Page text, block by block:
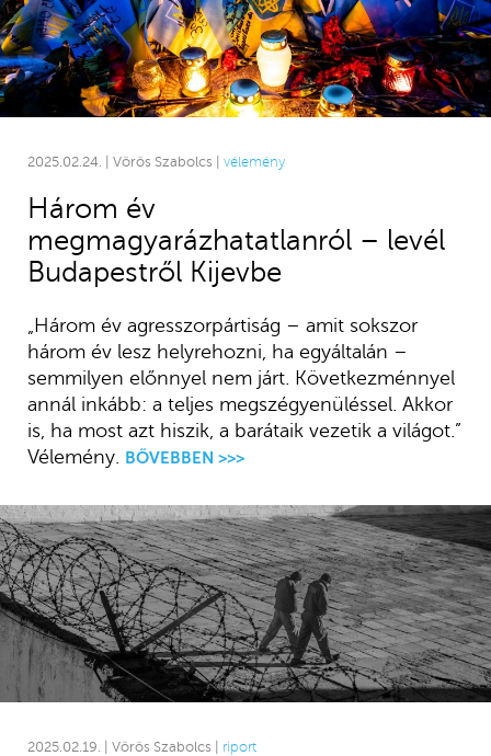
2025.02.24. | Vörös Szabolcs | vélemény
Három év
megmagyarázhatatlanról – levél
Budapestről Kijevbe
„Három év agresszorpártiság – amit sokszor
három év lesz helyrehozni, ha egyáltalán –
semmilyen előnnyel nem járt. Következménnyel
annál inkább: a teljes megszégyenüléssel. Akkor
is, ha most azt hiszik, a barátaik vezetik a világot.”
Vélemény.
BŐVEBBEN >>>
2025.02.19. | Vörös Szabolcs | riport